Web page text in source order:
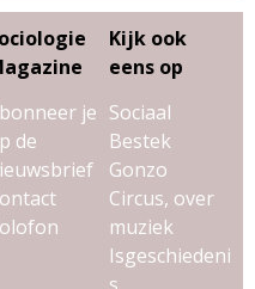
je
de
Kijk ook
eens op
Sociaal
Bestek
Gonzo
Circus, over
muziek
Isgeschiedeni